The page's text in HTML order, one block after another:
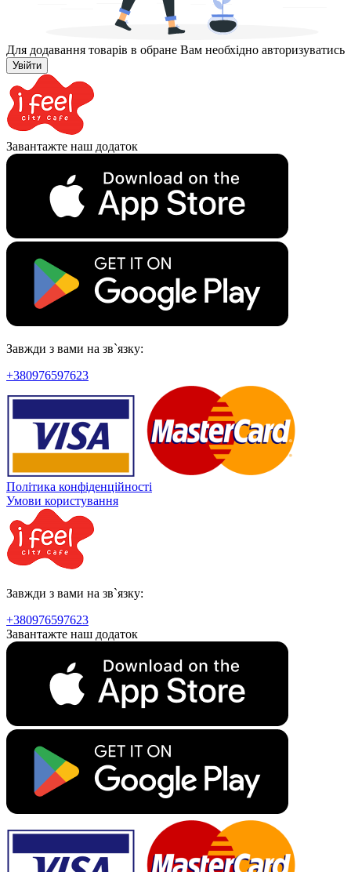
Для додавання товарів в обране Вам необхідно авторизуватись
Увійти
Завантажте наш додаток
Завжди з вами на зв`язку:
+380976597623
Політика конфіденційності
Умови користування
Завжди з вами на зв`язку:
+380976597623
Завантажте наш додаток